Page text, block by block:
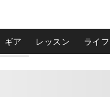
ギア レッスン ライフ